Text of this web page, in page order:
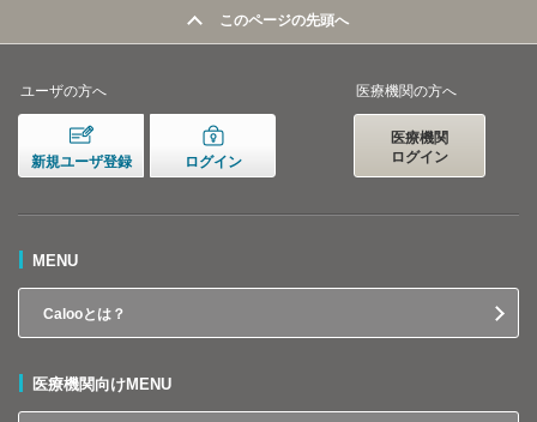
このページの先頭へ
ユーザの方へ
新規ユーザ登録 ログイン
医療機関の方へ
医療機関
ログイン
MENU
Calooとは？
医療機関向けMENU